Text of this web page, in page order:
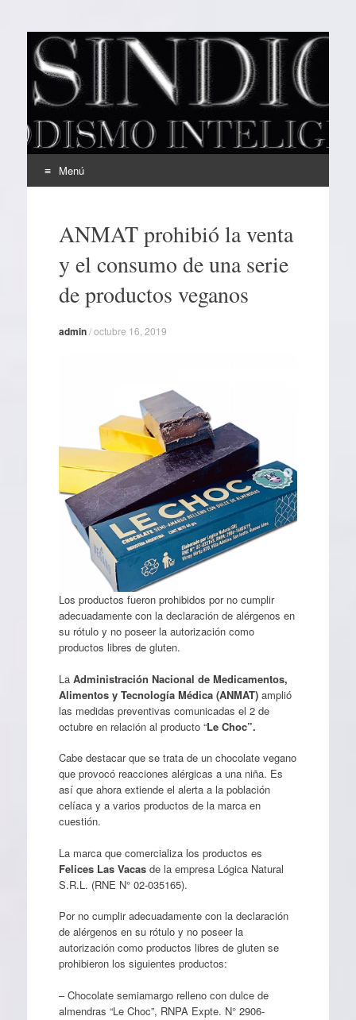
EL SINDICAL
Periodismo Inteligente
Menú
contenidoANMAT prohibió la venta
y el consumo de una serie
de productos veganos
admin/octubre 16, 2019
Los productos fueron prohibidos por no cumplir
adecuadamente con la declaración de alérgenos en
su rótulo y no poseer la autorización como
productos libres de gluten.
La Administración Nacional de Medicamentos,
Alimentos y Tecnología Médica (ANMAT)amplió
las medidas preventivas comunicadas el 2 de
octubre en relación al producto “Le Choc”.
Cabe destacar que se trata de un chocolate vegano
que provocó reacciones alérgicas a una niña. Es
así que ahora extiende el alerta a la población
celíaca y a varios productos de la marca en
cuestión.
La marca que comercializa los productos es
Felices Las Vacasde la empresa Lógica Natural
S.R.L. (RNE N° 02-035165).
Por no cumplir adecuadamente con la declaración
de alérgenos en su rótulo y no poseer la
autorización como productos libres de gluten se
prohibieron los siguientes productos:
– Chocolate semiamargo relleno con dulce de
almendras “Le Choc”, RNPA Expte. N° 2906-